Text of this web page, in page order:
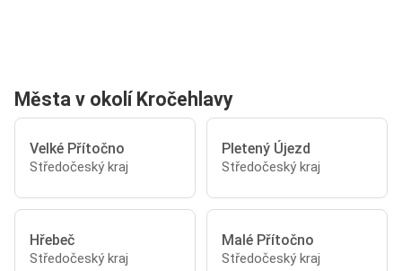
Města v okolí Kročehlavy
Velké Přítočno
Středočeský kraj
Pletený Újezd
Středočeský kraj
Hřebeč
Středočeský kraj
Malé Přítočno
Středočeský kraj